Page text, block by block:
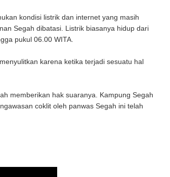
kondisi listrik dan internet yang masih
Segah dibatasi. Listrik biasanya hidup dari
pukul 06.00 WITA.
karena ketika terjadi sesuatu hal
memberikan hak suaranya. Kampung Segah
coklit oleh panwas Segah ini telah